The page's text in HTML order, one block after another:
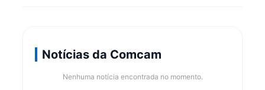
Notícias da Comcam
Nenhuma notícia encontrada no momento.